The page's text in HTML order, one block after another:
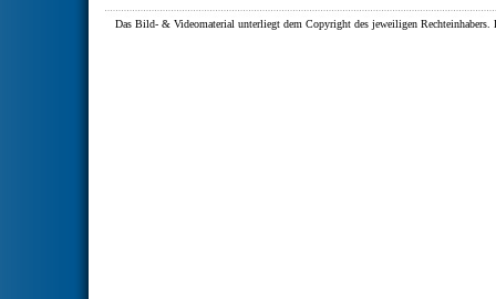
Das Bild- & Videomaterial unterliegt dem Copyright des jeweiligen